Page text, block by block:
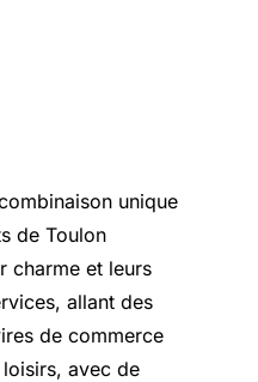
unique
de Toulon
charme et leurs
allant des
de commerce
avec de